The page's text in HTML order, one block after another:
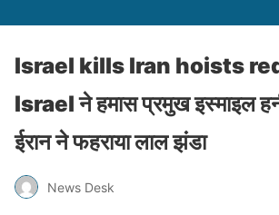
Israel kills Iran hoists
Israel ने हमास प्रमुख इस्माइल
ईरान ने फहराया लाल झंडा
News Desk